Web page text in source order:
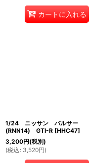
カートに入れる
1/24 ニッサン パルサー
(RNN14) GTI-R [HHC47]
3,200円(税別)
(税込 : 3,520円)